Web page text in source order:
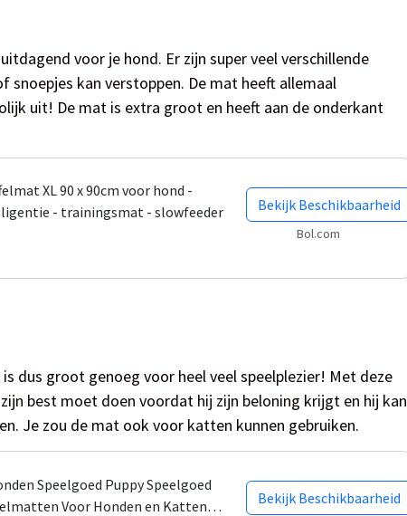
voor je hond. Er zijn super veel verschillende
snoepjes kan verstoppen. De mat heeft allemaal
uit! De mat is extra groot en heeft aan de onderkant
XL 90 x 90cm voor hond -
- trainingsmat - slowfeeder
Bekijk Beschikbaarheid
Bol.com
dus groot genoeg voor heel veel speelplezier! Met deze
best moet doen voordat hij zijn beloning krijgt en hij kan
Je zou de mat ook voor katten kunnen gebruiken.
Speelgoed Puppy Speelgoed
Voor Honden en Katten
Bekijk Beschikbaarheid